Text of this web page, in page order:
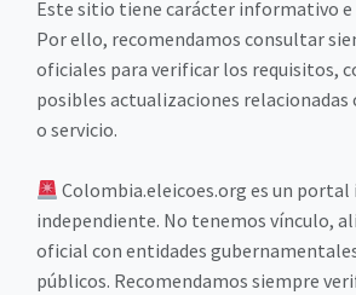
Este sitio tiene carácter informativo e
Por ello, recomendamos consultar
oficiales para verificar los requisitos,
posibles actualizaciones relacionadas
o servicio.
Colombia.eleicoes.org es un
independiente. No tenemos vínculo,
oficial con entidades
públicos. Recomendamos siempre